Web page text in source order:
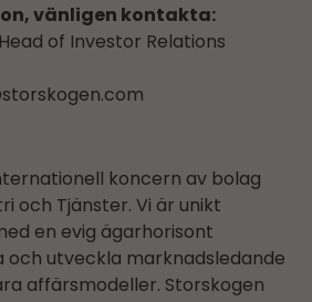
vänligen kontakta:
of Investor Relations
koncern av bolag
och Tjänster. Vi är unikt
en evig ägarhorisont
och utveckla marknadsledande
affärsmodeller. Storskogen